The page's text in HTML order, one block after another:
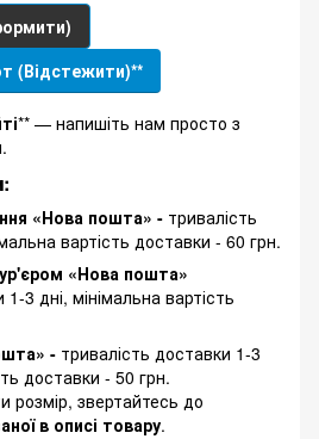
(Відстежити)**
** — напишіть нам просто з
«Нова пошта» - тривалість
вартість доставки - 60 грн.
«Нова пошта»
3 дні, мінімальна вартість
- тривалість доставки 1-3
доставки - 50 грн.
розмір, звертайтесь до
в описі товару.